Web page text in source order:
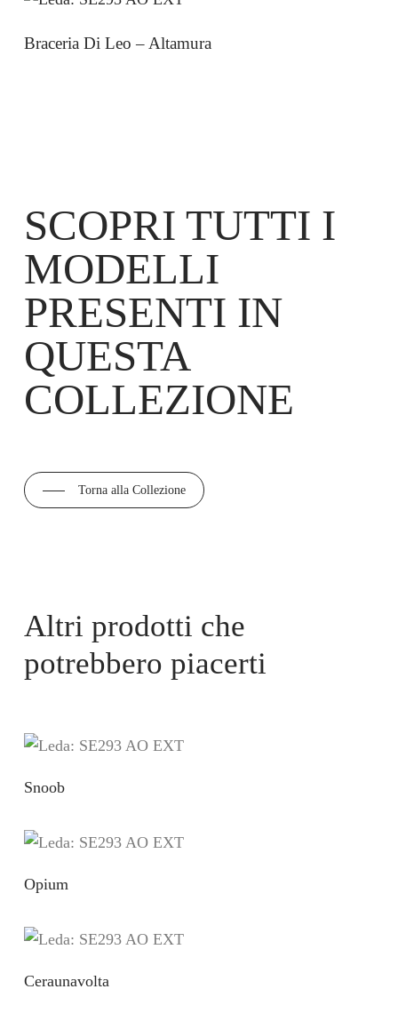
Braceria Di Leo – Altamura
SCOPRI TUTTI I
MODELLI
PRESENTI IN
QUESTA
COLLEZIONE
Torna alla Collezione
Altri prodotti che
potrebbero piacerti
Snoob
Opium
Ceraunavolta